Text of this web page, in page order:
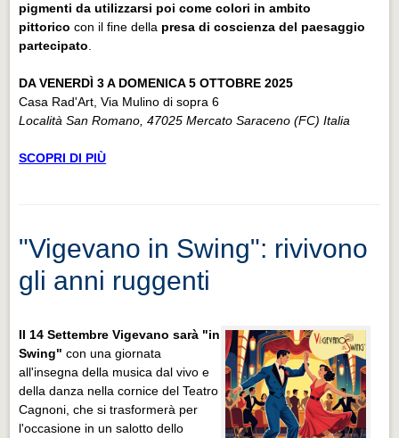
pigmenti da utilizzarsi poi come colori in ambito
pittorico con il fine della presa di coscienza del paesaggio
partecipato
DA VENERDÌ 3 A DOMENICA 5 OTTOBRE 2025
Casa Rad'Art, Via Mulino di sopra 6
Località San Romano, 47025 Mercato Saraceno (FC) Italia
SCOPRI DI PIÙ
"Vigevano in Swing": rivivono
gli anni ruggenti
Il 14 Settembre Vigevano sarà "in
Swing" con una giornata
all'insegna della musica dal vivo e
della danza nella cornice del Teatro
Cagnoni, che si trasformerà per
l'occasione in un salotto dello